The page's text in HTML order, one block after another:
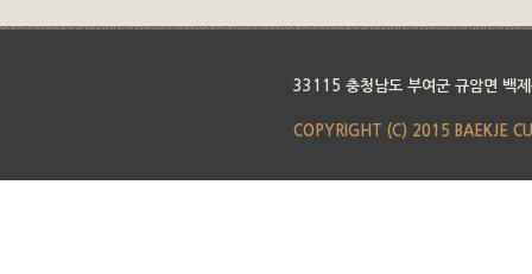
33115 충청남도 부여군 규암면 백
COPYRIGHT (C) 2015 BAEKJE